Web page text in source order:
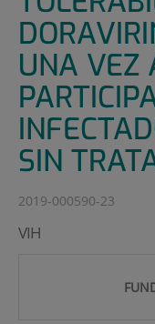
UNA VEZ
SIN
2019-000590-23
VIH